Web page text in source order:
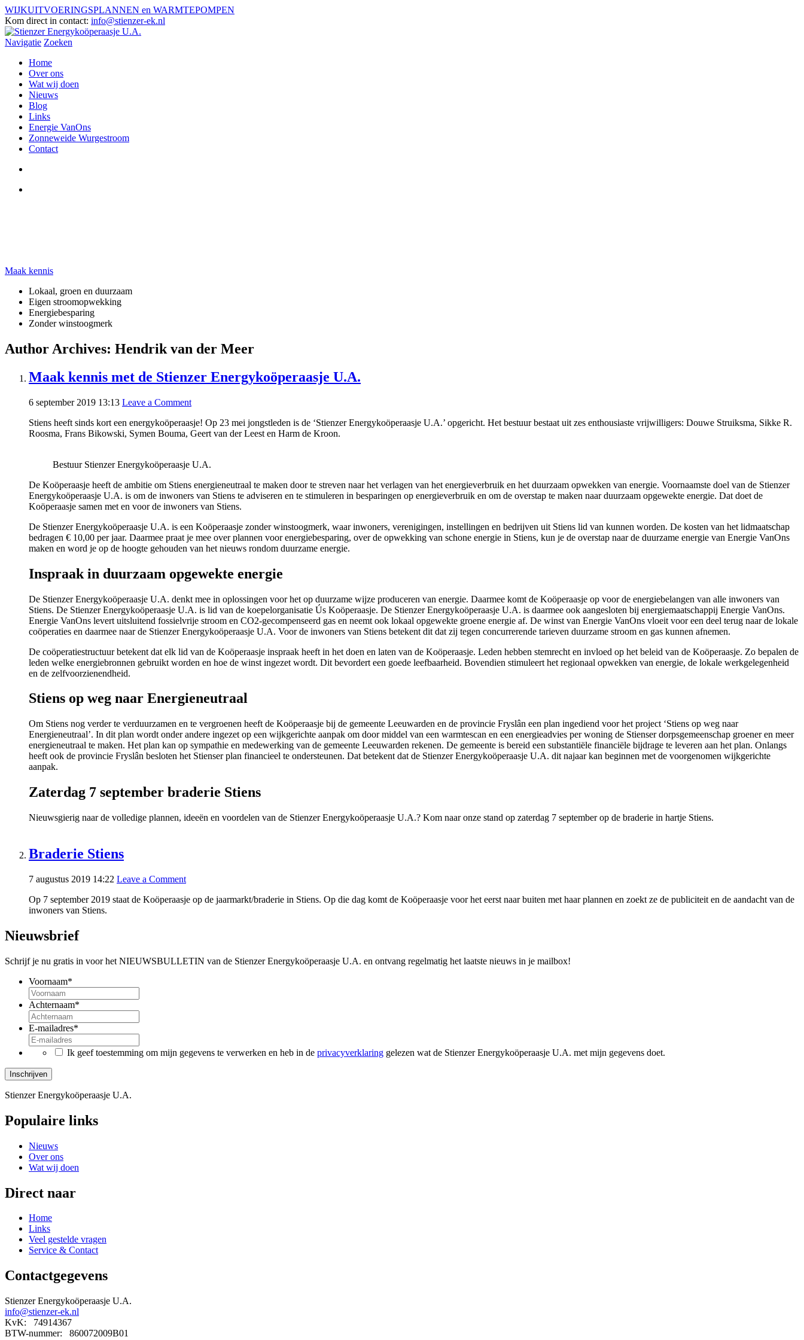
WIJKUITVOERINGSPLANNEN en WARMTEPOMPEN
Kom direct in contact: info@stienzer-ek.nl
Navigatie Zoeken
Home
Over ons
Wat wij doen
Nieuws
Blog
Links
Energie VanOns
Zonneweide Wurgestroom
Contact
Maak kennis
Lokaal, groen en duurzaam
Eigen stroomopwekking
Energiebesparing
Zonder winstoogmerk
Author Archives: Hendrik van der Meer
Maak kennis met de Stienzer Energykoöperaasje U.A.
6 september 2019 13:13 Leave a Comment
Stiens heeft sinds kort een energykoöperaasje! Op 23 mei jongstleden is de ‘Stienzer Energykoöperaasje U.A.’ opgericht. Het bestuur bestaat uit zes enthousiaste vrijwilligers: Douwe Struiksma, Sikke R.
Roosma, Frans Bikowski, Symen Bouma, Geert van der Leest en Harm de Kroon.
Bestuur Stienzer Energykoöperaasje U.A.
De Koöperaasje heeft de ambitie om Stiens energieneutraal te maken door te streven naar het verlagen van het energieverbruik en het duurzaam opwekken van energie. Voornaamste doel van de Stienzer
Energykoöperaasje U.A. is om de inwoners van Stiens te adviseren en te stimuleren in besparingen op energieverbruik en om de overstap te maken naar duurzaam opgewekte energie. Dat doet de
Koöperaasje samen met en voor de inwoners van Stiens.
De Stienzer Energykoöperaasje U.A. is een Koöperaasje zonder winstoogmerk, waar inwoners, verenigingen, instellingen en bedrijven uit Stiens lid van kunnen worden. De kosten van het lidmaatschap
bedragen € 10,00 per jaar. Daarmee praat je mee over plannen voor energiebesparing, over de opwekking van schone energie in Stiens, kun je de overstap naar de duurzame energie van Energie VanOns
maken en word je op de hoogte gehouden van het nieuws rondom duurzame energie.
Inspraak in duurzaam opgewekte energie
De Stienzer Energykoöperaasje U.A. denkt mee in oplossingen voor het op duurzame wijze produceren van energie. Daarmee komt de Koöperaasje op voor de energiebelangen van alle inwoners van
Stiens. De Stienzer Energykoöperaasje U.A. is lid van de koepelorganisatie Ús Koöperaasje. De Stienzer Energykoöperaasje U.A. is daarmee ook aangesloten bij energiemaatschappij Energie VanOns.
Energie VanOns levert uitsluitend fossielvrije stroom en CO2-gecompenseerd gas en neemt ook lokaal opgewekte groene energie af. De winst van Energie VanOns vloeit voor een deel terug naar de lokale
coöperaties en daarmee naar de Stienzer Energykoöperaasje U.A. Voor de inwoners van Stiens betekent dit dat zij tegen concurrerende tarieven duurzame stroom en gas kunnen afnemen.
De coöperatiestructuur betekent dat elk lid van de Koöperaasje inspraak heeft in het doen en laten van de Koöperaasje. Leden hebben stemrecht en invloed op het beleid van de Koöperaasje. Zo bepalen de
leden welke energiebronnen gebruikt worden en hoe de winst ingezet wordt. Dit bevordert een goede leefbaarheid. Bovendien stimuleert het regionaal opwekken van energie, de lokale werkgelegenheid
en de zelfvoorzienendheid.
Stiens op weg naar Energieneutraal
Om Stiens nog verder te verduurzamen en te vergroenen heeft de Koöperaasje bij de gemeente Leeuwarden en de provincie Fryslân een plan ingediend voor het project ‘Stiens op weg naar
Energieneutraal’. In dit plan wordt onder andere ingezet op een wijkgerichte aanpak om door middel van een warmtescan en een energieadvies per woning de Stienser dorpsgemeenschap groener en meer
energieneutraal te maken. Het plan kan op sympathie en medewerking van de gemeente Leeuwarden rekenen. De gemeente is bereid een substantiële financiële bijdrage te leveren aan het plan. Onlangs
heeft ook de provincie Fryslân besloten het Stienser plan financieel te ondersteunen. Dat betekent dat de Stienzer Energykoöperaasje U.A. dit najaar kan beginnen met de voorgenomen wijkgerichte
aanpak.
Zaterdag 7 september braderie Stiens
Nieuwsgierig naar de volledige plannen, ideeën en voordelen van de Stienzer Energykoöperaasje U.A.? Kom naar onze stand op zaterdag 7 september op de braderie in hartje Stiens.
Braderie Stiens
7 augustus 2019 14:22 Leave a Comment
Op 7 september 2019 staat de Koöperaasje op de jaarmarkt/braderie in Stiens. Op die dag komt de Koöperaasje voor het eerst naar buiten met haar plannen en zoekt ze de publiciteit en de aandacht van de
inwoners van Stiens.
Nieuwsbrief
Schrijf je nu gratis in voor het NIEUWSBULLETIN van de Stienzer Energykoöperaasje U.A. en ontvang regelmatig het laatste nieuws in je mailbox!
Voornaam*
Achternaam*
E-mailadres*
Ik geef toestemming om mijn gegevens te verwerken en heb in de privacyverklaring gelezen wat de Stienzer Energykoöperaasje U.A. met mijn gegevens doet.
Stienzer Energykoöperaasje U.A.
Populaire links
Nieuws
Over ons
Wat wij doen
Direct naar
Home
Links
Veel gestelde vragen
Service & Contact
Contactgegevens
Stienzer Energykoöperaasje U.A.
info@stienzer-ek.nl
KvK: 74914367
BTW-nummer: 860072009B01